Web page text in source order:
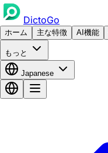
DictoGo
ホーム 主な特徴 AI機能
もっと
Japanese